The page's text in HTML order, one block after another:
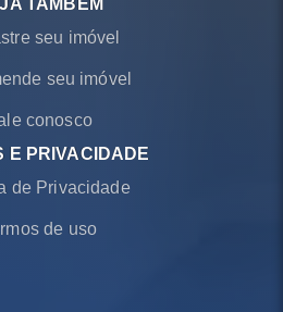
TAMBÉM
seu imóvel
seu imóvel
conosco
E PRIVACIDADE
de Privacidade
de uso